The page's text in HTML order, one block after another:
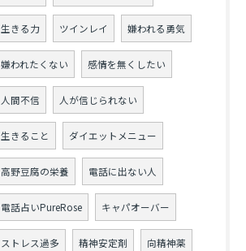
生きる力 ツインレイ 嫌われる勇気
嫌われたくない 感情を無くしたい
人間不信 人が信じられない
生きること ダイエットメニュー
高野豆腐の栄養 電話に出ない人
電話占いPureRose キャパオーバー
ストレス過多 精神安定剤 向精神薬